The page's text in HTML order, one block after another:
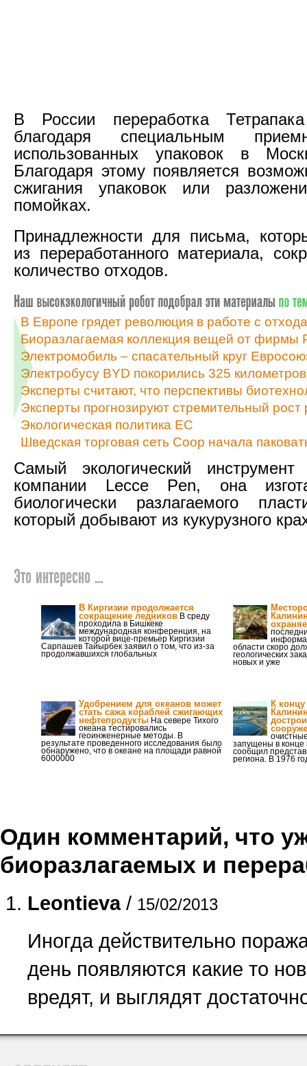
В России переработка Тетрапака
благодаря специальным
использованных упаковок в
Благодаря этому появляется
сжигания упаковок или
помойках.
Принадлежности для письма,
из переработанного материала,
количество отходов.
В Европе грядет революция в работе с
Биоразлагаемая коллекция вещей от фирмы
Электромобиль – спасательный круг
Электробусу BYD покорились 325
Эксперты считают, что перспективы
Эксперты прогнозируют стремительный рост
Экологическая политика ЕС
Шведская торговая сеть Coop начала
Самый экологический
компании Lecce Pen, она
биологически разлагаемого
который добывают из кукурузного
Это интересно ...
В Киргизии продолжается
сокращение ледников В среду
проходила в Бишкеке
международная конференция, на
которой вице-премьер Киргизии
Сарпашев Тайырбек заявил о том, что из-за
продолжавшихся глобальных
области скоро
геологических
новых и уже
Удобрением для океанов может
стать сажа кораблей сжигающих
нефтепродукты На севере Тихого
океана тестировались
геоинженерные методы. В
результате проведенного исследования было
обнаружено, что в океане на площади равной
6000000
К
запущены в конце
сообщил
региона. В 1976
Один комментарий, что
биоразлагаемых и
Leontieva/ 15/02/2013
Иногда действительно
день появляются какие то
вредят, и выглядят